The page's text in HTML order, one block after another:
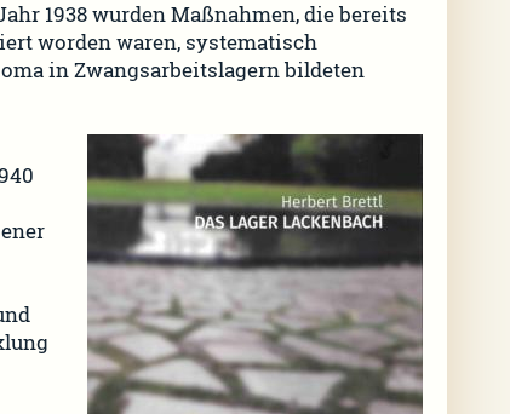
1938 wurden Maßnahmen, die bereits
worden waren, systematisch
in Zwangsarbeitslagern bildeten